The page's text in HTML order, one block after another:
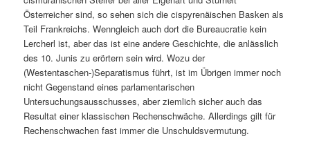
Österreicher sind, so sehen sich die cispyrenäischen Basken als
Teil Frankreichs. Wenngleich auch dort die Bureaucratie kein
Lercherl ist, aber das ist eine andere Geschichte, die anlässlich
des 10. Junis zu erörtern sein wird. Wozu der
(Westentaschen-)Separatismus führt, ist im Übrigen immer noch
nicht Gegenstand eines parlamentarischen
Untersuchungsausschusses, aber ziemlich sicher auch das
Resultat einer klassischen Rechenschwäche. Allerdings gilt für
Rechenschwachen fast immer die Unschuldsvermutung.